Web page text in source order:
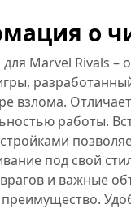
о
Marvel Rivals –
взлома.
работы.
под свой
и важные
преимущество.